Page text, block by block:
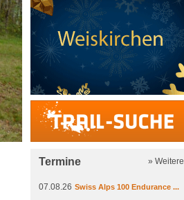
Termine » Weitere
07.08.26 Swiss Alps 100 Endurance ...